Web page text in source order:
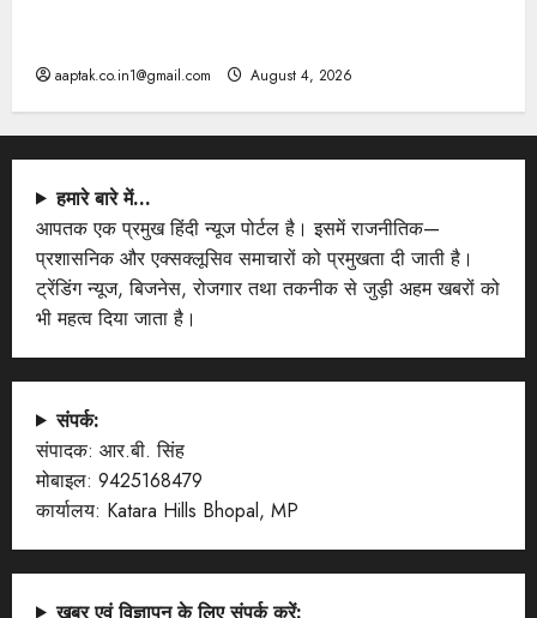
aaptak.co.in1@gmail.com August 4, 2026
हमारे बारे में…
आपतक एक प्रमुख हिंदी न्यूज पोर्टल है। इसमें राजनीतिक—
प्रशासनिक और एक्सक्लूसिव समाचारों को प्रमुखता दी जाती है।
ट्रेंडिंग न्यूज, बिजनेस, रोजगार तथा तकनीक से जुड़ी अहम खबरों को
भी महत्व दिया जाता है।
संपर्क:
संपादक: आर.बी. सिंह
मोबाइल: 9425168479
कार्यालय: Katara Hills Bhopal, MP
खबर एवं विज्ञापन के लिए संपर्क करें: